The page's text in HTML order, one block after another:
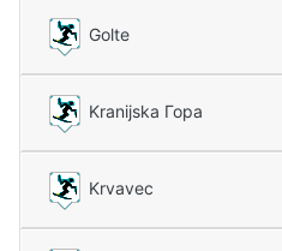
Golte
Kranijska Гора
Krvavec